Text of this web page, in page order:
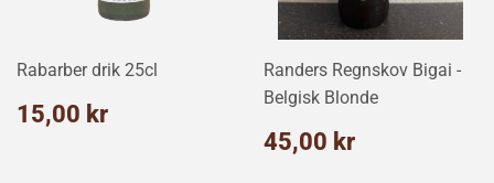
Rabarber drik 25cl
Normalpris
15,00 kr
Randers Regnskov Bigai -
Belgisk Blonde
Normalpris
45,00 kr